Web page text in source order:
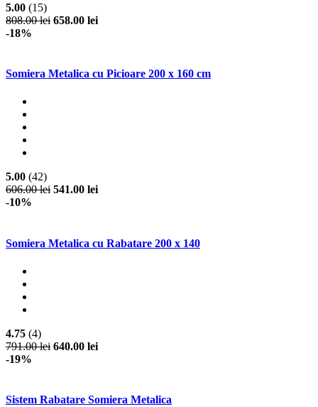
5.00 (15)
808.00 lei 658.00 lei
-18%
Somiera Metalica cu Picioare 200 x 160 cm
5.00 (42)
606.00 lei 541.00 lei
-10%
Somiera Metalica cu Rabatare 200 x 140
4.75 (4)
791.00 lei 640.00 lei
-19%
Sistem Rabatare Somiera Metalica